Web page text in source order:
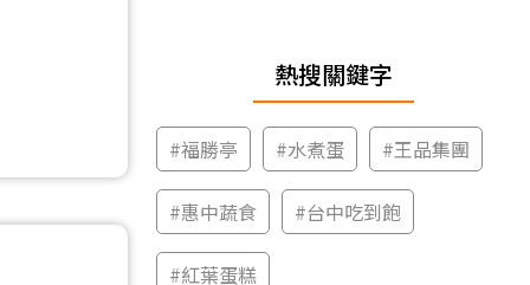
熱搜關鍵字
#福勝亭 #水煮蛋 #王品集團
#惠中蔬食 #台中吃到飽
#紅葉蛋糕